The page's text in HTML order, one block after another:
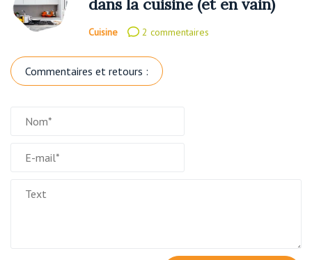
Cuisine 2 commentaires
Commentaires et retours :